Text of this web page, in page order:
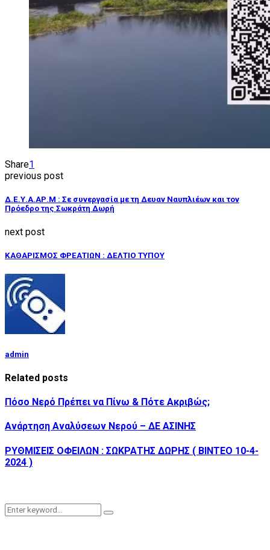
Share1
previous post
Δ.Ε.Υ.Α.ΑΡ.Μ : Σε συνεργασία με τη Δευαν Ναυπλιέων και τον
Πρόεδρο της Σωκράτη Δωρή
next post
ΚΑΘΑΡΙΣΜΟΣ ΦΡΕΑΤΙΩΝ : ΔΕΛΤΙΟ ΤΥΠΟΥ
admin
Related posts
Πόσο Νερό Πρέπει να Πίνω & Πότε Ακριβώς;
Ανάρτηση Αναλύσεων Νερού – ΔΕ ΑΣΙΝΗΣ
ΡΥΘΜΙΣΕΙΣ ΟΦΕΙΛΩΝ : ΣΩΚΡΑΤΗΣ ΔΩΡΗΣ ( BINTEO 10-4-
2024 )
Search
for:
Search